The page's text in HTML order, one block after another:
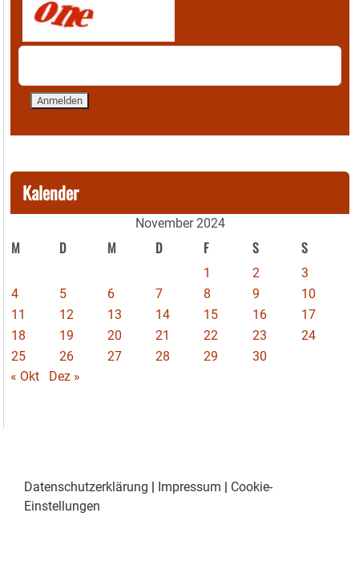
Kalender
November 2024
M D M D F S S
1 2
3
4
5 6 7 8 9
10
11
12 13 14 15 16
17
18
19 20 21 22 23
24
25
26 27 28 29
30
« Okt
Dez »
Datenschutzerklärung Impressum
Cookie-
Einstellungen